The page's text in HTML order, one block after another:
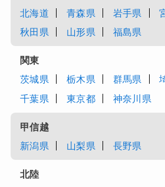
北海道
青森県 岩手県
秋田県
山形県 福島県
関東
茨城県
栃木県 群馬県
千葉県
東京都 神奈川県
甲信越
新潟県
山梨県 長野県
北陸